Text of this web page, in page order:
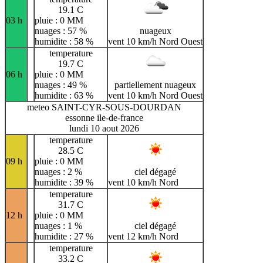
03 h
19.1 C
pluie : 0 MM
nuages : 57 %
humidite : 58 %
nuageux
vent 10 km/h Nord Ouest
06 h
temperature
19.7 C
pluie : 0 MM
nuages : 49 %
humidite : 63 %
partiellement nuageux
vent 10 km/h Nord Ouest
meteo SAINT-CYR-SOUS-DOURDAN
essonne ile-de-france
lundi 10 aout 2026
09 h
temperature
28.5 C
pluie : 0 MM
nuages : 2 %
humidite : 39 %
ciel dégagé
vent 10 km/h Nord
12 h
temperature
31.7 C
pluie : 0 MM
nuages : 1 %
humidite : 27 %
ciel dégagé
vent 12 km/h Nord
temperature
33.2 C